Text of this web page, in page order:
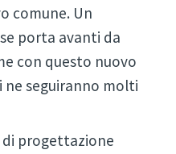
comune. Un
porta avanti da
con questo nuovo
ne seguiranno molti
progettazione